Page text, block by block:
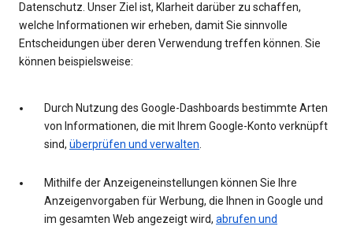
Datenschutz. Unser Ziel ist, Klarheit darüber zu schaffen,
welche Informationen wir erheben, damit Sie sinnvolle
Entscheidungen über deren Verwendung treffen können. Sie
können beispielsweise:
Durch Nutzung des Google-Dashboards bestimmte Arten
von Informationen, die mit Ihrem Google-Konto verknüpft
sind, überprüfen und verwalten.
Mithilfe der Anzeigeneinstellungen können Sie Ihre
Anzeigenvorgaben für Werbung, die Ihnen in Google und
im gesamten Web angezeigt wird, abrufen und